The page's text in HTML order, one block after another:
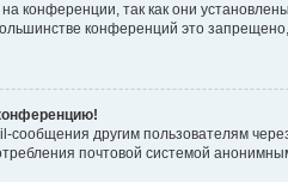
конференции, так как они
конференций это
сообщения другим пользователям
почтовой системой